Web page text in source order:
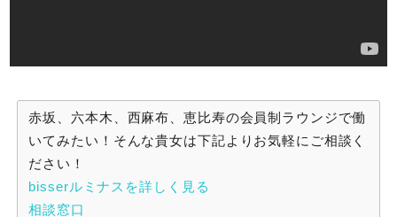
赤坂、六本木、西麻布、恵比寿の会員制ラウンジで働
いてみたい！そんな貴女は下記よりお気軽にご相談く
ださい！
bisserルミナスを詳しく見る
相談窓口